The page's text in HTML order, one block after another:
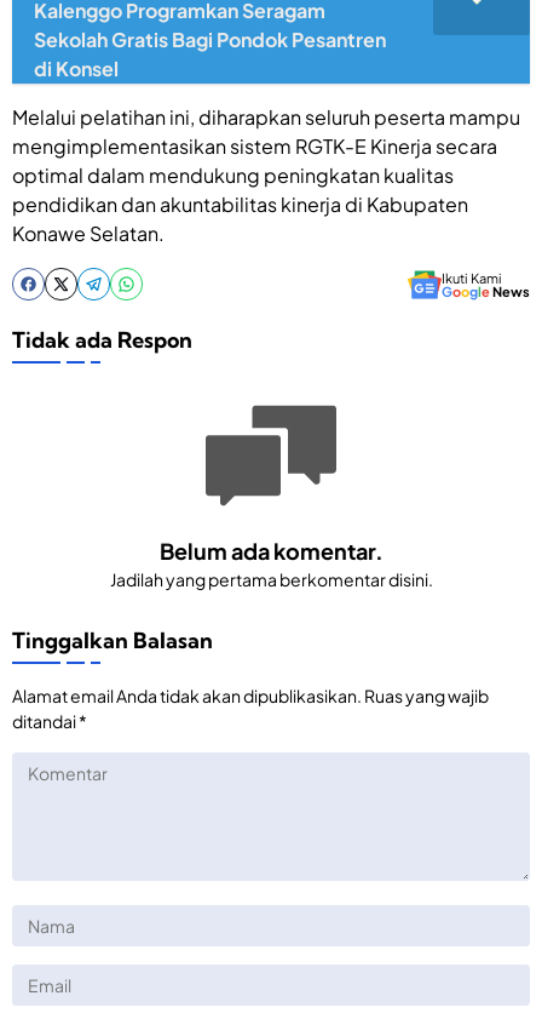
Kalenggo Programkan Seragam
Sekolah Gratis Bagi Pondok Pesantren
di Konsel
Melalui pelatihan ini, diharapkan seluruh peserta mampu
mengimplementasikan sistem RGTK-E Kinerja secara
optimal dalam mendukung peningkatan kualitas
pendidikan dan akuntabilitas kinerja di Kabupaten
Konawe Selatan.
Ikuti Kami
GoogleNews
Tidak ada Respon
Belum ada komentar.
Jadilah yang pertama berkomentar disini.
Tinggalkan Balasan
Alamat email Anda tidak akan dipublikasikan. Ruas yang wajib
ditandai*